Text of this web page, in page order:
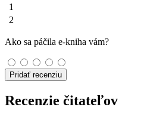
1
2
Ako sa páčila e-kniha vám?
Pridať recenziu
Recenzie čitateľov